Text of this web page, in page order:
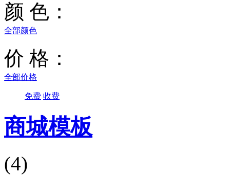
颜 色：
全部颜色
价 格：
全部价格
免费 收费
商城模板
(4)